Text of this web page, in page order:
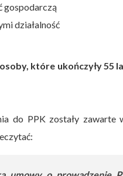
gospodarczą
działalność
które ukończyły 55
do PPK zostały zawarte